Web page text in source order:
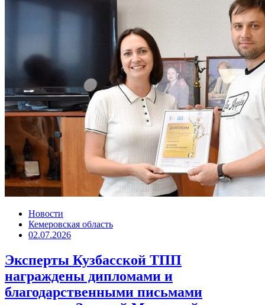
Новости
Кемеровская область
02.07.2026
Эксперты Кузбасской ТПП
награждены дипломами и
благодарственными письмами